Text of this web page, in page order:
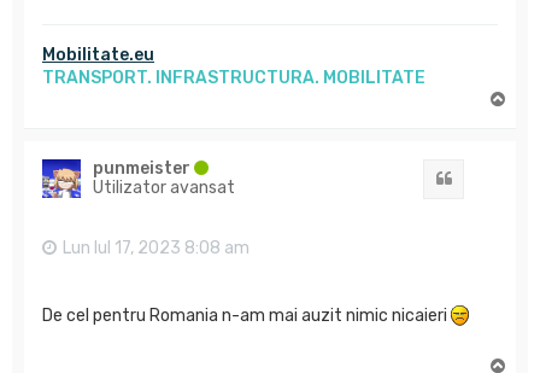
Mobilitate.eu
TRANSPORT. INFRASTRUCTURA. MOBILITATE
punmeister
Utilizator avansat
Lun Iul 17, 2023 8:08 am
De cel pentru Romania n-am mai auzit nimic nicaieri